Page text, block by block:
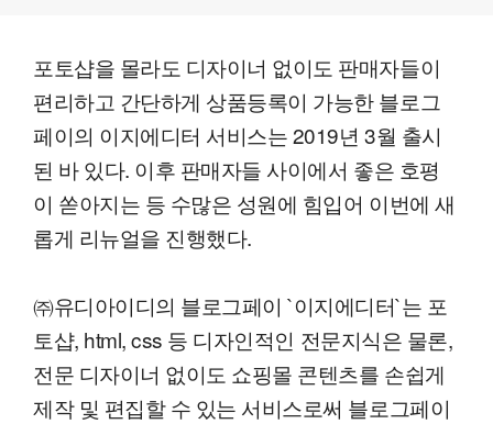
포토샵을 몰라도 디자이너 없이도 판매자들이
편리하고 간단하게 상품등록이 가능한 블로그
페이의 이지에디터 서비스는 2019년 3월 출시
된 바 있다. 이후 판매자들 사이에서 좋은 호평
이 쏟아지는 등 수많은 성원에 힘입어 이번에 새
롭게 리뉴얼을 진행했다.
㈜유디아이디의 블로그페이 `이지에디터`는 포
토샵, html, css 등 디자인적인 전문지식은 물론,
전문 디자이너 없이도 쇼핑몰 콘텐츠를 손쉽게
제작 및 편집할 수 있는 서비스로써 블로그페이